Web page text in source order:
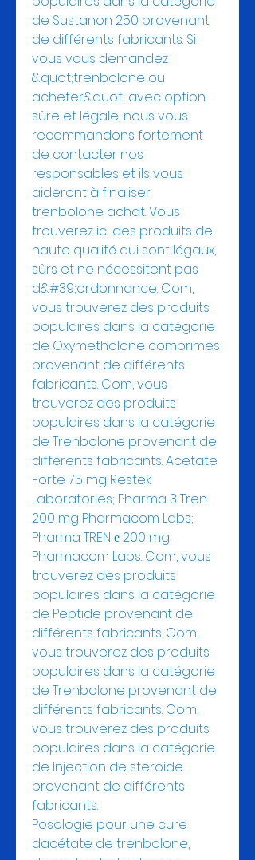
de Sustanon 250 provenant
de différents fabricants. Si
vous vous demandez
&quot;trenbolone ou
acheter&quot; avec option
sûre et légale, nous vous
recommandons fortement
de contacter nos
responsables et ils vous
aideront à finaliser
trenbolone achat. Vous
trouverez ici des produits de
haute qualité qui sont légaux,
sûrs et ne nécessitent pas
d&#39;ordonnance. Com,
vous trouverez des produits
populaires dans la catégorie
de Oxymetholone comprimes
provenant de différents
fabricants. Com, vous
trouverez des produits
populaires dans la catégorie
de Trenbolone provenant de
différents fabricants. Acetate
Forte 75 mg Restek
Laboratories; Pharma 3 Tren
200 mg Pharmacom Labs;
Pharma TREN е 200 mg
Pharmacom Labs. Com, vous
trouverez des produits
populaires dans la catégorie
de Peptide provenant de
différents fabricants. Com,
vous trouverez des produits
populaires dans la catégorie
de Trenbolone provenant de
différents fabricants. Com,
vous trouverez des produits
populaires dans la catégorie
de Injection de steroide
provenant de différents
fabricants.
Posologie pour une cure
dacétate de trenbolone,